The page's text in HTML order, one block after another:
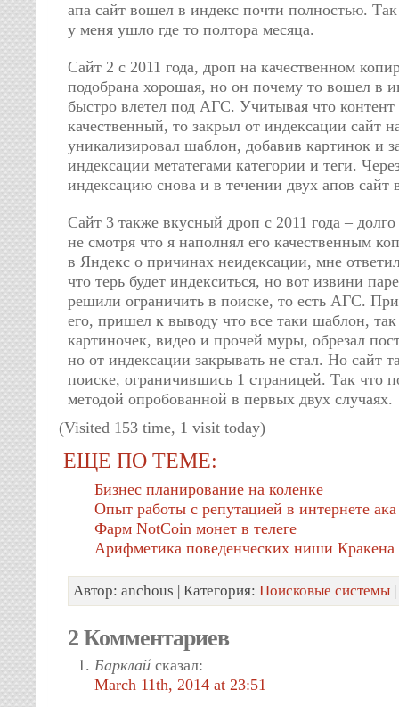
апа сайт вошел в индекс почти полностью.
у меня ушло где то полтора месяца.
Сайт 2 с 2011 года, дроп на качественном
подобрана хорошая, но он почему то вошел в
быстро влетел под АГС. Учитывая что
качественный, то закрыл от индексации сайт
уникализировал шаблон, добавив картинок и
индексации метатегами категории и теги.
индексацию снова и в течении двух апов сайт
Сайт 3 также вкусный дроп с 2011 года –
не смотря что я наполнял его качественным
в Яндекс о причинах неидексации, мне
что терь будет индекситься, но вот извини
решили ограничить в поиске, то есть АГС.
его, пришел к выводу что все таки шаблон,
картиночек, видео и прочей муры, обрезал
но от индексации закрывать не стал. Но сайт
поиске, ограничившись 1 страницей. Так что
методой опробованной в первых двух случаях.
(Visited 153 time, 1 visit today)
ЕЩЕ ПО ТЕМЕ:
Бизнес планирование на коленке
Опыт работы с репутацией в интернете
Фарм NotCoin монет в телеге
Арифметика поведенческих ниши Кракена
Автор: anchous | Категория: Поисковые системы
2 Комментариев
Барклай сказал:
March 11th, 2014 at 23:51